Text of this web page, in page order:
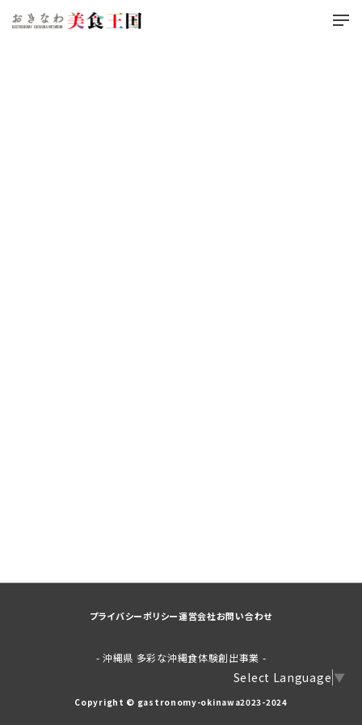
プライバシーポリシー運営会社お問い合わせ
- 沖縄県 多彩な沖縄食体験創出事業 -
Select Language ▼
Copyright © gastronomy-okinawa2023-2024